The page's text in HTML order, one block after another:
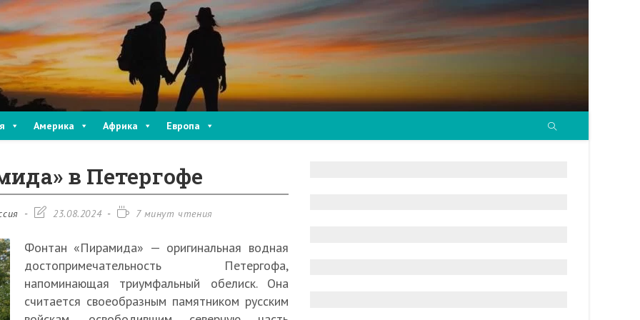
Америка Африка Европа
в Петергофе
Запись23.08.2024
Время7 минут чтения
Фонтан «Пирамида» — оригинальная водная
достопримечательность Петергофа,
напоминающая триумфальный обелиск. Она
считается своеобразным памятником русским